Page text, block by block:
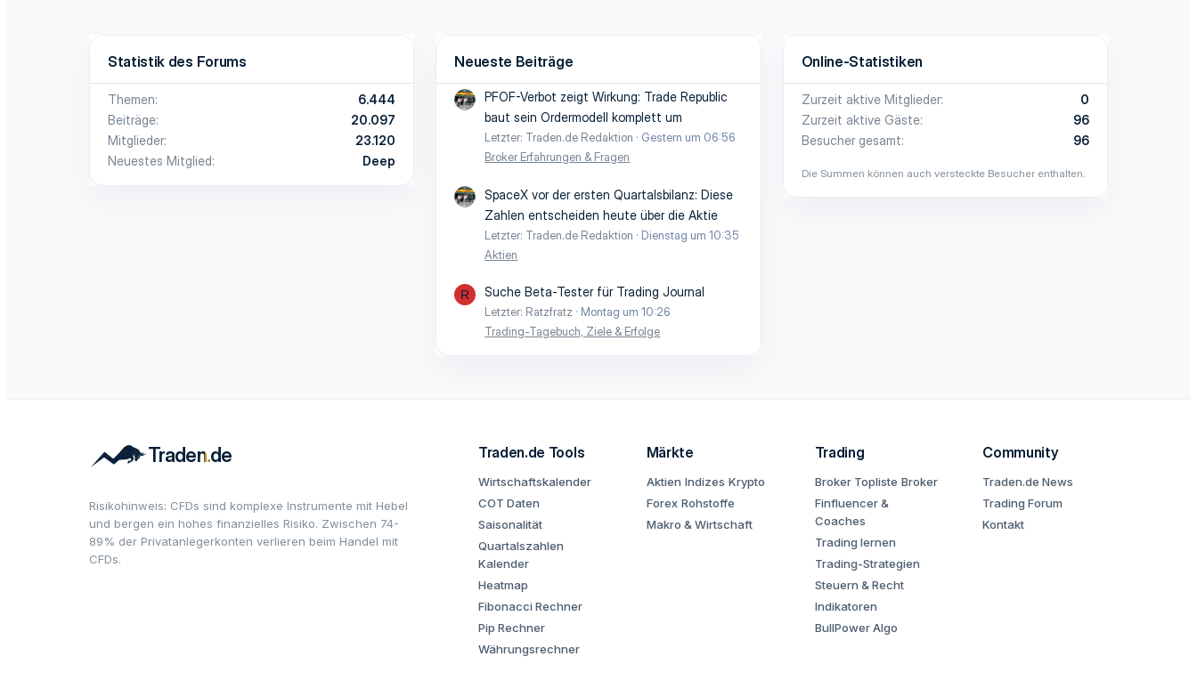
Statistik des Forums
Themen
6.444
Beiträge
20.097
Mitglieder
23.120
Neuestes Mitglied
Deep
Neueste Beiträge
PFOF-Verbot zeigt Wirkung: Trade Republic
baut sein Ordermodell komplett um
Letzter: Traden.de Redaktion
Gestern um 06:56
Broker Erfahrungen & Fragen
SpaceX vor der ersten Quartalsbilanz: Diese
Zahlen entscheiden heute über die Aktie
Letzter: Traden.de Redaktion
Dienstag um 10:35
Aktien
R Suche Beta-Tester für Trading Journal
Letzter: Ratzfratz
Montag um 10:26
Trading-Tagebuch, Ziele & Erfolge
Online-Statistiken
Zurzeit aktive Mitglieder
0
Zurzeit aktive Gäste
96
Besucher gesamt
96
Die Summen können auch versteckte Besucher enthalten.
Risikohinweis: CFDs sind komplexe Instrumente mit Hebel
und bergen ein hohes finanzielles Risiko. Zwischen 74-
89% der Privatanlegerkonten verlieren beim Handel mit
CFDs.
Traden.de Tools
Wirtschaftskalender
COT Daten
Saisonalität
Quartalszahlen
Kalender
Heatmap
Fibonacci Rechner
Pip Rechner
Währungsrechner
Märkte
Aktien Indizes Krypto
Forex Rohstoffe
Makro & Wirtschaft
Trading
Broker Topliste Broker
Finfluencer &
Coaches
Trading lernen
Trading-Strategien
Steuern & Recht
Indikatoren
BullPower Algo
Community
Traden.de News
Trading Forum
Kontakt